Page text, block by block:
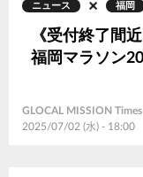
ニュース 福岡
《受付終了間
福岡マラソン
GLOCAL MISSION
2025/07/02 (水) - 18:00